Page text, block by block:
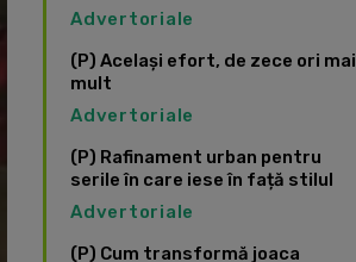
Advertoriale
(P) Același efort, de zece ori mai
mult
Advertoriale
(P) Rafinament urban pentru
serile în care iese în față stilul
Advertoriale
(P) Cum transformă joaca